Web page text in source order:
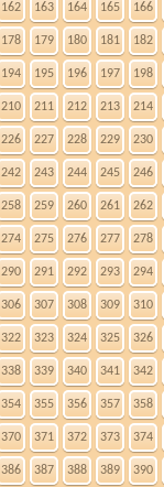
162 163 164 165 166
178 179 180 181 182
194 195 196 197 198
210 211 212 213 214
226 227 228 229 230
242 243 244 245 246
258 259 260 261 262
274 275 276 277 278
290 291 292 293 294
306 307 308 309 310
322 323 324 325 326
338 339 340 341 342
354 355 356 357 358
370 371 372 373 374
386 387 388 389 390